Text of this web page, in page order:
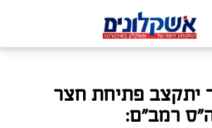
יתקצב פתיחת חצר
רמב"ם: